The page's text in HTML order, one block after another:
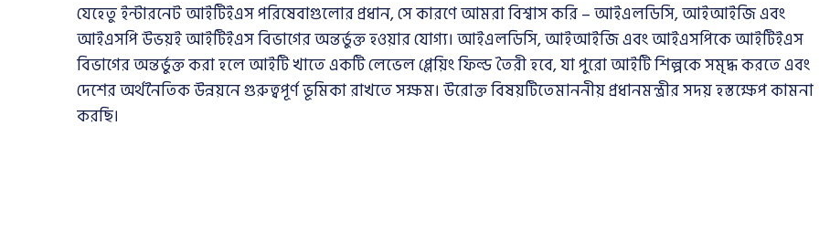
যেহেতু ইন্টারনেট আইটিইএস পরিষেবাগুলোর প্রধান, সে কারণে আমরা বিশ্বাস করি – আইএলডিসি, আইআইজি এবং
আইএসপি উভয়ই আইটিইএস বিভাগের অন্তর্ভুক্ত হওয়ার যোগ্য। আইএলডিসি, আইআইজি এবং আইএসপিকে আইটিইএস
বিভাগের অন্তর্ভুক্ত করা হলে আইটি খাতে একটি লেভেল প্লেয়িং ফিল্ড তৈরী হবে, যা পুরো আইটি শিল্পকে সমৃদ্ধ করতে এবং
দেশের অর্থনৈতিক উন্নয়নে গুরুত্বপূর্ণ ভূমিকা রাখতে সক্ষম। উরোক্ত বিষয়টিতেমাননীয় প্রধানমন্ত্রীর সদয় হস্তক্ষেপ কামনা
করছি।